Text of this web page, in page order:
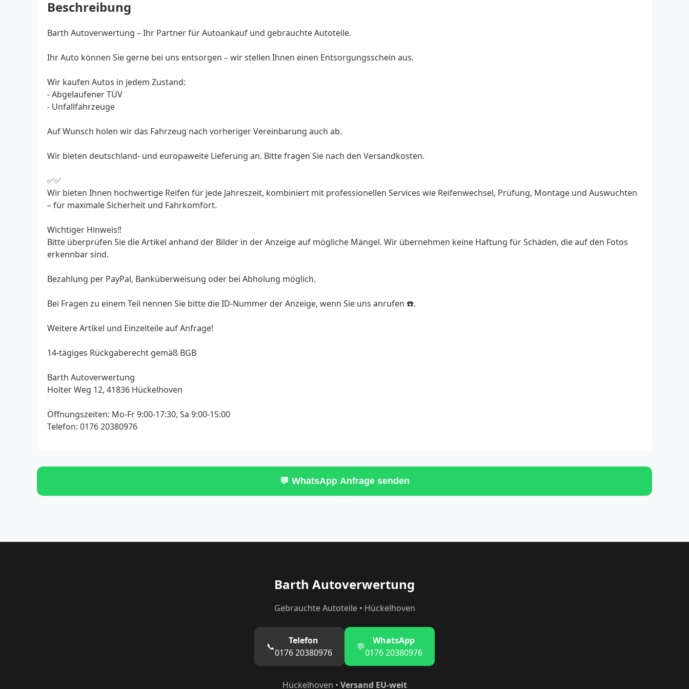
Beschreibung
Barth Autoverwertung – Ihr Partner für Autoankauf und gebrauchte Autoteile.
Ihr Auto können Sie gerne bei uns entsorgen – wir stellen Ihnen einen Entsorgungsschein aus.
Wir kaufen Autos in jedem Zustand:
- Abgelaufener TÜV
- Unfallfahrzeuge
Auf Wunsch holen wir das Fahrzeug nach vorheriger Vereinbarung auch ab.
Wir bieten deutschland- und europaweite Lieferung an. Bitte fragen Sie nach den Versandkosten.
✅✅
Wir bieten Ihnen hochwertige Reifen für jede Jahreszeit, kombiniert mit professionellen Services wie Reifenwechsel, Prüfung, Montage und Auswuchten
– für maximale Sicherheit und Fahrkomfort.
Wichtiger Hinweis‼️
Bitte überprüfen Sie die Artikel anhand der Bilder in der Anzeige auf mögliche Mängel. Wir übernehmen keine Haftung für Schäden, die auf den Fotos
erkennbar sind.
Bezahlung per PayPal, Banküberweisung oder bei Abholung möglich.
Bei Fragen zu einem Teil nennen Sie bitte die ID-Nummer der Anzeige, wenn Sie uns anrufen ☎️.
Weitere Artikel und Einzelteile auf Anfrage!
14-tägiges Rückgaberecht gemäß BGB
Barth Autoverwertung
Holter Weg 12, 41836 Hückelhoven
Öffnungszeiten: Mo-Fr 9:00-17:30, Sa 9:00-15:00
Telefon: 0176 20380976
💬 WhatsApp Anfrage senden
Barth Autoverwertung
Gebrauchte Autoteile • Hückelhoven
📞
Telefon
0176 20380976
💬
WhatsApp
0176 20380976
Hückelhoven • Versand EU-weit